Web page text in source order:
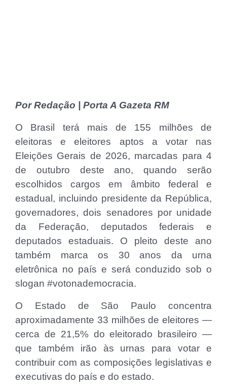
Por Redação | Porta A Gazeta RM
O Brasil terá mais de 155 milhões de
eleitoras e eleitores aptos a votar nas
Eleições Gerais de 2026, marcadas para 4
de outubro deste ano, quando serão
escolhidos cargos em âmbito federal e
estadual, incluindo presidente da República,
governadores, dois senadores por unidade
da Federação, deputados federais e
deputados estaduais. O pleito deste ano
também marca os 30 anos da urna
eletrônica no país e será conduzido sob o
slogan #votonademocracia.
O Estado de São Paulo concentra
aproximadamente 33 milhões de eleitores —
cerca de 21,5% do eleitorado brasileiro —
que também irão às urnas para votar e
contribuir com as composições legislativas e
executivas do país e do estado.